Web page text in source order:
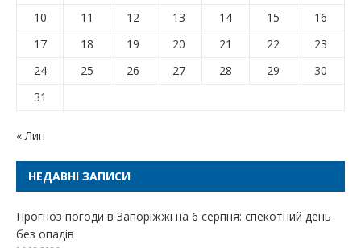
10
11 12 13 14 15
16
17
18 19 20 21 22
23
24
25 26 27 28 29
30
31
« Лип
НЕДАВНІ ЗАПИСИ
Прогноз погоди в Запоріжжі на 6 серпня: спекотний день
без опадів